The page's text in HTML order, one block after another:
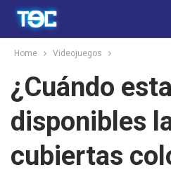
Home Videojuegos
¿Cuándo
disponibles
cubiertas